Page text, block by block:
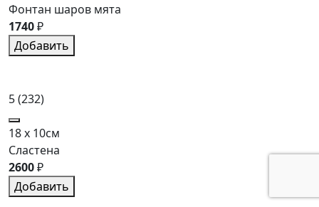
Фонтан шаров мята
1740₽
Добавить
5(232)
18 x 10см
Сластена
2600₽
Добавить